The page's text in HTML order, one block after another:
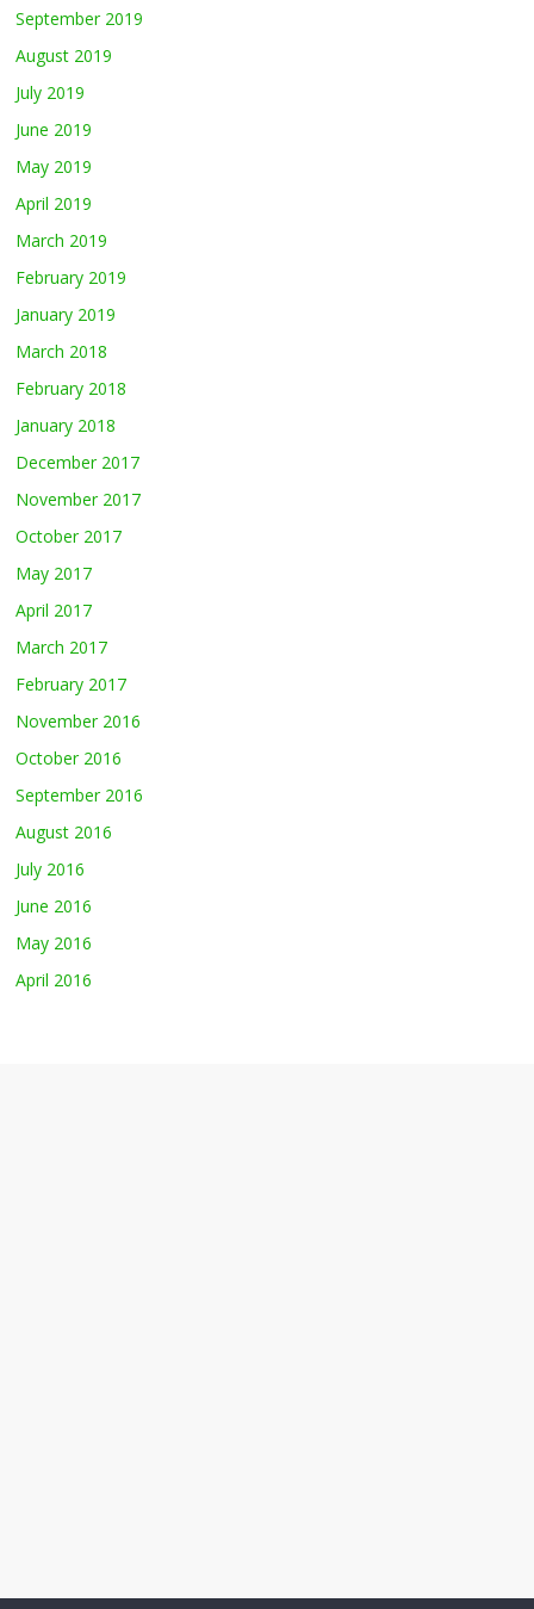
September 2019
August 2019
July 2019
June 2019
May 2019
April 2019
March 2019
February 2019
January 2019
March 2018
February 2018
January 2018
December 2017
November 2017
October 2017
May 2017
April 2017
March 2017
February 2017
November 2016
October 2016
September 2016
August 2016
July 2016
June 2016
May 2016
April 2016